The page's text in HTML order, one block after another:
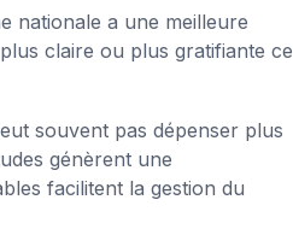
nationale a une meilleure
claire ou plus gratifiante ce
souvent pas dépenser plus
génèrent une
facilitent la gestion du